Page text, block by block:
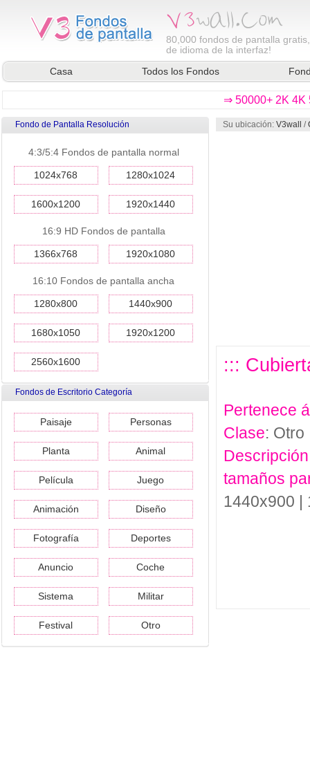
80,000 fondos de pantalla
de idioma de la interfaz!
Casa
Todos los Fondos
⇒ 50000+ 2K 4K
Fondo de Pantalla Resolución
4:3/5:4 Fondos de pantalla normal
1024x768 1280x1024
1600x1200 1920x1440
16:9 HD Fondos de pantalla
1366x768 1920x1080
16:10 Fondos de pantalla ancha
1280x800 1440x900
1680x1050 1920x1200
2560x1600
Fondos de Escritorio Categoría
Paisaje Personas
Planta Animal
Película Juego
Animación Diseño
Fotografía Deportes
Anuncio Coche
Sistema Militar
Festival Otro
Su ubicación: V3wall /
:::
Pertenece
Clase: Otro
Descripción
tamaños
1440x900 |